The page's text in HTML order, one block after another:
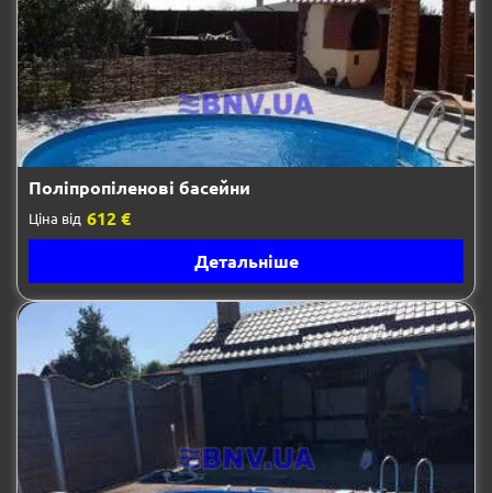
Поліпропіленові басейни
Ціна від 612 €
Детальніше